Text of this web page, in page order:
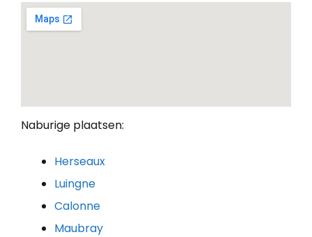
Naburige plaatsen:
Herseaux
Luingne
Calonne
Maubray